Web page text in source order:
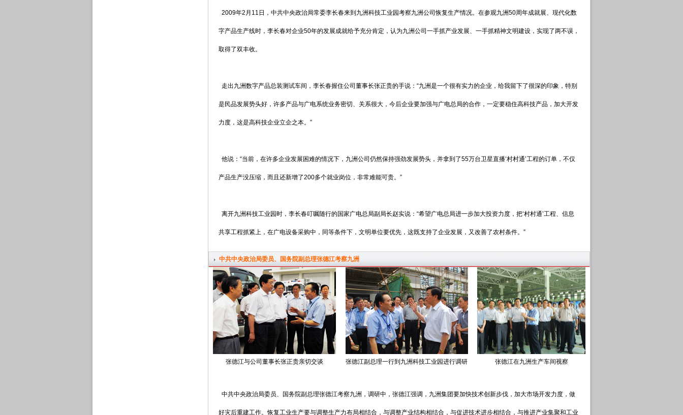
2009年2月11日，中共中央政治局常委李长春来到九洲科技工业园考察九洲公司恢复生产情况。在参观九洲50周年成就展、现代化数
字产品生产线时，李长春对企业50年的发展成就给予充分肯定，认为九洲公司一手抓产业发展、一手抓精神文明建设，实现了两不误，
取得了双丰收。
走出九洲数字产品总装测试车间，李长春握住公司董事长张正贵的手说：“九洲是一个很有实力的企业，给我留下了很深的印象，特别
是民品发展势头好，许多产品与广电系统业务密切、关系很大，今后企业要加强与广电总局的合作，一定要稳住高科技产品，加大开发
力度，这是高科技企业立企之本。”
他说：“当前，在许多企业发展困难的情况下，九洲公司仍然保持强劲发展势头，并拿到了55万台卫星直播‘村村通’工程的订单，不仅
产品生产没压缩，而且还新增了200多个就业岗位，非常难能可贵。”
离开九洲科技工业园时，李长春叮嘱随行的国家广电总局副局长赵实说：“希望广电总局进一步加大投资力度，把‘村村通’工程、信息
共享工程抓紧上，在广电设备采购中，同等条件下，文明单位要优先，这既支持了企业发展，又改善了农村条件。”
中共中央政治局委员、国务院副总理张德江考察九洲
张德江与公司董事长张正贵亲切交谈 张德江副总理一行到九洲科技工业园进行调研 张德江在九洲生产车间视察
中共中央政治局委员、国务院副总理张德江考察九洲，调研中，张德江强调，九洲集团要加快技术创新步伐，加大市场开发力度，做
好灾后重建工作。恢复工业生产要与调整生产力布局相结合，与调整产业结构相结合，与促进技术进步相结合，与推进产业集聚和工业